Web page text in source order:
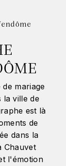
mariage
la ville de
est là
de
dans la
Chauvet
l'émotion